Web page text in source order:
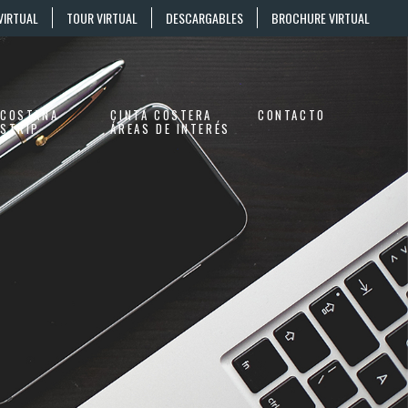
BROCHURE VIRTUAL
DESCARGABLES
TOUR VIRTUAL
COSTANA
STRIP
CINTA COSTERA
ÁREAS DE INTERÉS
CONTACTO